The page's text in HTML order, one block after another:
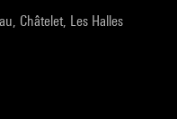
Châtelet, Les Halles